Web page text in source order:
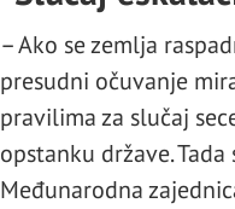
– Ako se zemlja
presudni očuvanje
pravilima za slučaj
opstanku države.
Međunarodna